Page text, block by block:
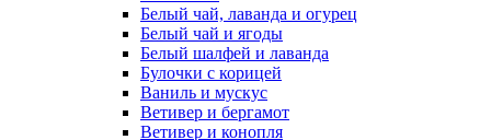
Белый чай, лаванда и огурец
Белый чай и ягоды
Белый шалфей и лаванда
Булочки с корицей
Ваниль и мускус
Ветивер и бергамот
Ветивер и конопля